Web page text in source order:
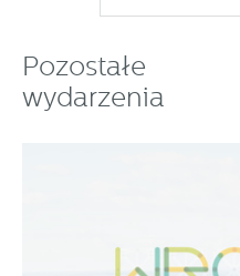
Pozostałe
wydarzenia